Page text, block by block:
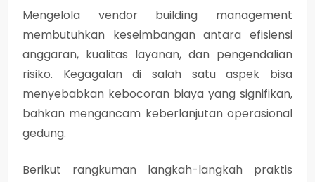
Mengelola vendor building management
membutuhkan keseimbangan antara efisiensi
anggaran, kualitas layanan, dan pengendalian
risiko. Kegagalan di salah satu aspek bisa
menyebabkan kebocoran biaya yang signifikan,
bahkan mengancam keberlanjutan operasional
gedung.
Berikut rangkuman langkah-langkah praktis